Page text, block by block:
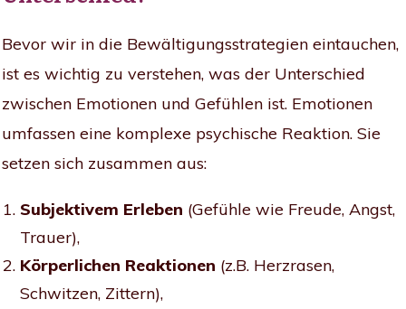
Bevor wir in die Bewältigungsstrategien eintauchen,
ist es wichtig zu verstehen, was der Unterschied
zwischen Emotionen und Gefühlen ist. Emotionen
umfassen eine komplexe psychische Reaktion. Sie
setzen sich zusammen aus:
Subjektivem Erleben (Gefühle wie Freude, Angst,
Trauer),
Körperlichen Reaktionen (z.B. Herzrasen,
Schwitzen, Zittern),